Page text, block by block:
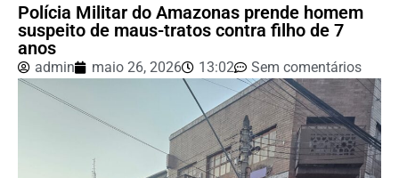
Polícia Militar do Amazonas prende homem
suspeito de maus-tratos contra filho de 7
anos
admin maio 26, 2026 13:02 Sem comentários